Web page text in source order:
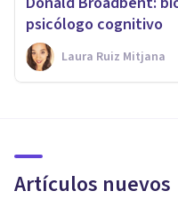
psicólogo cognitivo
Laura Ruiz Mitjana
Artículos nuevos